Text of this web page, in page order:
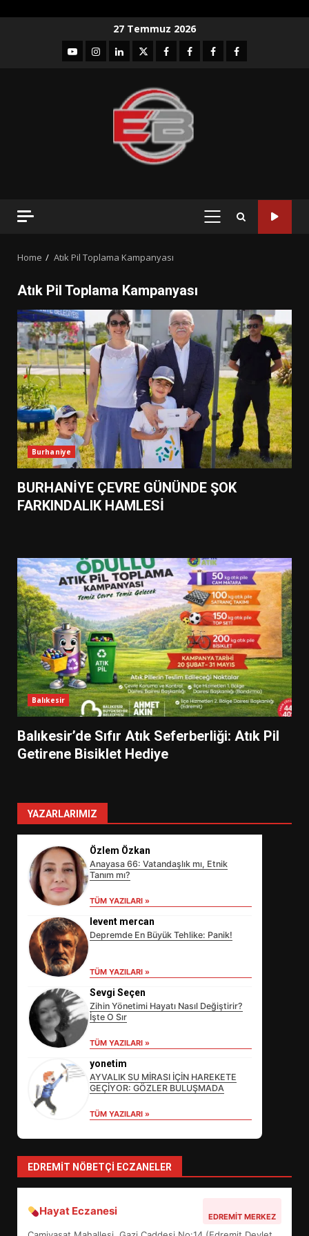
27 Temmuz 2026
YouTubeInstagram
LinkedIntwitterfacebook-Facebook-
Facebook-Facebook-
PRIMARY
Home Atık Pil Toplama Kampanyası
Atık Pil Toplama Kampanyası
Burhaniye
BURHANİYE ÇEVRE GÜNÜNDE ŞOK
FARKINDALIK HAMLESİ
Balıkesir
Balıkesir’de Sıfır Atık Seferberliği: Atık Pil
Getirene Bisiklet Hediye
YAZARLARIMIZ
Özlem Özkan
Anayasa 66: Vatandaşlık mı, Etnik
Tanım mı?
TÜM YAZILARI »
levent mercan
Depremde En Büyük Tehlike: Panik!
TÜM YAZILARI »
Sevgi Seçen
Zihin Yönetimi Hayatı Nasıl Değiştirir?
İşte O Sır
TÜM YAZILARI »
yonetim
AYVALIK SU MİRASI İÇİN HAREKETE
GEÇİYOR: GÖZLER BULUŞMADA
TÜM YAZILARI »
EDREMIT NÖBETÇI ECZANELER
Hayat Eczanesi EDREMIT MERKEZ
SÜRDÜRÜLEBİLİRLİKTE NE
DEĞİŞECEK?
4
BALIKESİR MÜZELERİNDE SÜRE
UZATILDI: NE DEĞİŞTİ?